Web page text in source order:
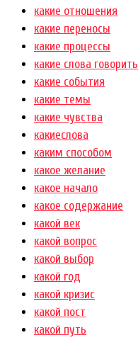
какие отношения
какие переносы
какие процессы
какие слова говорить
какие события
какие темы
какие чувства
какиеслова
каким способом
какое желание
какое начало
какое содержание
какой век
какой вопрос
какой выбор
какой год
какой кризис
какой пост
какой путь